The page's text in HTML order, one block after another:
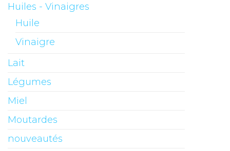
Huiles - Vinaigres
Huile
Vinaigre
Lait
Légumes
Miel
Moutardes
nouveautés